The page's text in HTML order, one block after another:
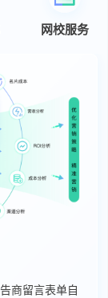
网校服务
商留言表单自